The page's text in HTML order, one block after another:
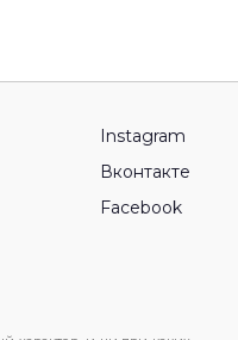
Instagram
Вконтакте
Facebook